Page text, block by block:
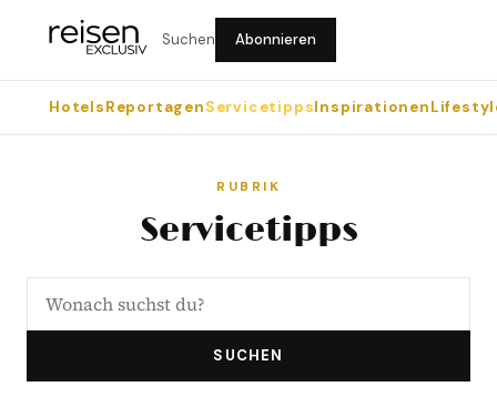
Suchen Abonnieren
HotelsReportagenServicetippsInspirationen
RUBRIK
Servicetipps
SUCHEN